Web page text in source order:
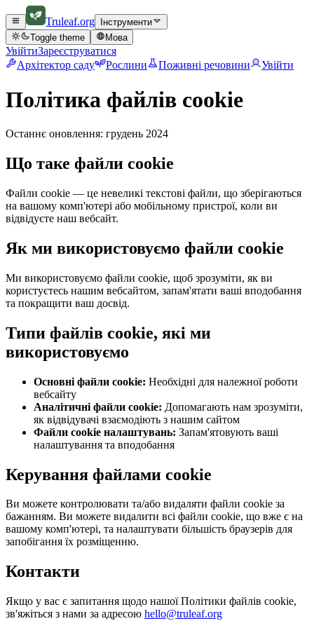
Truleaf.org
Інструменти
Toggle theme
Мова
УвійтиЗареєструватися
Архітектор саду
Рослини Поживні речовини Увійти
Політика файлів cookie
Останнє оновлення: грудень 2024
Що таке файли cookie
Файли cookie — це невеликі текстові файли, що зберігаються
на вашому комп'ютері або мобільному пристрої, коли ви
відвідуєте наш вебсайт.
Як ми використовуємо файли cookie
Ми використовуємо файли cookie, щоб зрозуміти, як ви
користуєтесь нашим вебсайтом, запам'ятати ваші вподобання
та покращити ваш досвід.
Типи файлів cookie, які ми
використовуємо
Основні файли cookie: Необхідні для належної роботи
вебсайту
Аналітичні файли cookie: Допомагають нам зрозуміти,
як відвідувачі взаємодіють з нашим сайтом
Файли cookie налаштувань: Запам'ятовують ваші
налаштування та вподобання
Керування файлами cookie
Ви можете контролювати та/або видаляти файли cookie за
бажанням. Ви можете видалити всі файли cookie, що вже є на
вашому комп'ютері, та налаштувати більшість браузерів для
запобігання їх розміщенню.
Контакти
Якщо у вас є запитання щодо нашої Політики файлів cookie,
зв'яжіться з нами за адресою hello@truleaf.org